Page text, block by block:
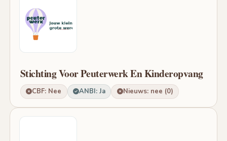
Stichting Voor Peuterwerk En Kinderopvang
CBF: Nee ANBI: Ja Nieuws: nee (0)